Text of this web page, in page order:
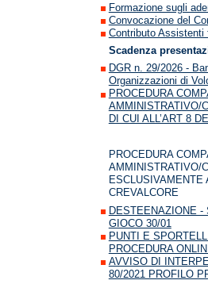
Formazione sugli
Convocazione del
Contributo Assistenti
Scadenza
DGR n. 29/2026 -
Organizzazioni di
PROCEDURA
AMMINISTRATIVO/
DI CUI ALL’ART 8
PROCEDURA
AMMINISTRATIVO/
ESCLUSIVAMENTE
CREVALCORE
DESTEENAZIONE -
GIOCO 30/01
PUNTI E
PROCEDURA
AVVISO DI
80/2021 PROFILO